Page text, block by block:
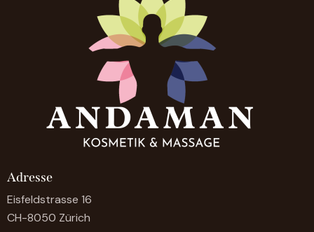
Adresse
Eisfeldstrasse 16
CH-8050 Zürich